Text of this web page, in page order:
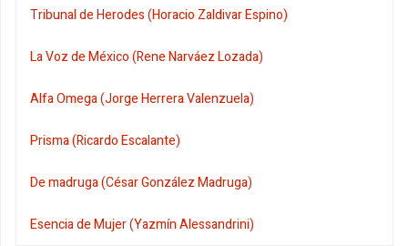
Tribunal de Herodes (Horacio Zaldivar Espino)
La Voz de México (Rene Narváez Lozada)
Alfa Omega (Jorge Herrera Valenzuela)
Prisma (Ricardo Escalante)
De madruga (César González Madruga)
Esencia de Mujer (Yazmín Alessandrini)